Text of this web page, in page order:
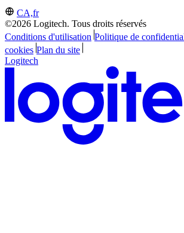
CA,fr
©2026 Logitech. Tous droits réservés
Conditions d'utilisation Politique de
cookies Plan du site
Logitech